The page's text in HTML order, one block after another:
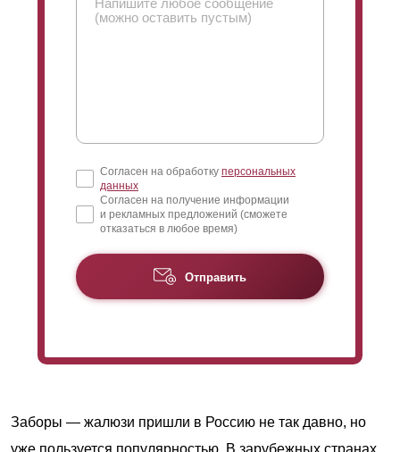
Согласен на обработку персональных
данных
Согласен на получение информации
и рекламных предложений (сможете
отказаться в любое время)
Отправить
Заборы — жалюзи пришли в Россию не так давно, но
уже пользуется популярностью. В зарубежных странах